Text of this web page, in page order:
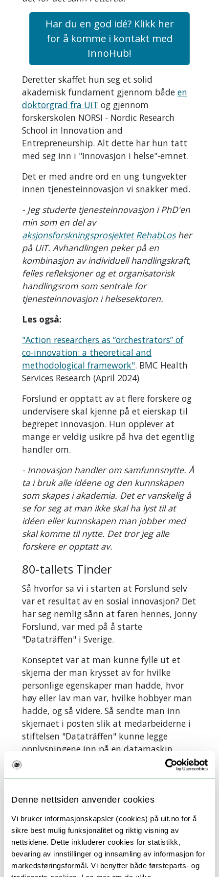
Denne nettsiden anvender cookies
Vi bruker informasjonskapsler (cookies) på uit.no for å
sikre best mulig funksjonalitet og riktig visning av
nettsidene. Dette inkluderer cookies for statistikk,
bevaring av innstillinger og innsamling av informasjon for
markedsføringsformål. Vi benytter både førsteparts- og
Har du en god idé? Klikk her
for å komme i kontakt med
InnoHub!
Deretter skaffet hun seg et solid
akademisk fundament gjennom både en
doktorgrad fra UiT og gjennom
forskerskolen NORSI - Nordic Research
School in Innovation and
Entrepreneurship. Alt dette har hun tatt
med seg inn i "Innovasjon i helse"-emnet.
Det er med andre ord en ung tungvekter
innen tjenesteinnovasjon vi snakker med.
- Jeg studerte tjenesteinnovasjon i PhD'en
min som en del av
aksjonsforskningsprosjektet RehabLosher
på UiT. Avhandlingen peker på en
kombinasjon av individuell handlingskraft,
felles refleksjoner og et organisatorisk
handlingsrom som sentrale for
tjenesteinnovasjon i helsesektoren.
Les også:
"Action researchers as “orchestrators” of
co-innovation: a theoretical and
methodological framework". BMC Health
Services Research (April 2024)
Forslund er opptatt av at flere forskere og
undervisere skal kjenne på et eierskap til
begrepet innovasjon. Hun opplever at
mange er veldig usikre på hva det egentlig
handler om.
- Innovasjon handler om samfunnsnytte. Å
ta i bruk alle idéene og den kunnskapen
som skapes i akademia. Det er vanskelig å
se for seg at man ikke skal ha lyst til at
idéen eller kunnskapen man jobber med
skal komme til nytte. Det tror jeg alle
forskere er opptatt av.
80-tallets Tinder
Så hvorfor sa vi i starten at Forslund selv
var et resultat av en sosial innovasjon? Det
har seg nemlig sånn at faren hennes, Jonny
Forslund, var med på å starte
"Dataträffen" i Sverige.
Konseptet var at man kunne fylle ut et
skjema der man krysset av for hvilke
personlige egenskaper man hadde, hvor
høy eller lav man var, hvilke hobbyer man
hadde, og så videre. Så sendte man inn
skjemaet i posten slik at medarbeiderne i
stiftelsen "Dataträffen" kunne legge
opplysningene inn på en datamaskin.
Lyst på et innblikk i hvordan "80-tallets
Tinder" fungerte i praksis?
Ta en titt på denne reportasjen fra
Ei uke eller så seinere kunne du forvente
deg å få en liten bunke datingforslag i
posten fra "Dataträffen". Et representativt
utvalg av mennesker som kunne være en